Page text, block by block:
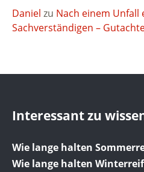
Daniel zu Nach einem Unfall
Sachverständigen –
Interessant zu
Wie lange halten
Wie lange halten